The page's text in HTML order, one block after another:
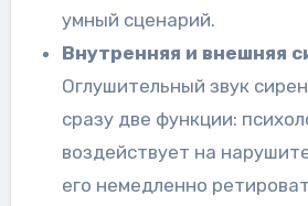
умный сценарий.
Внутренняя и внешняя
Оглушительный звук
сразу две функции:
воздействует на
его немедленно